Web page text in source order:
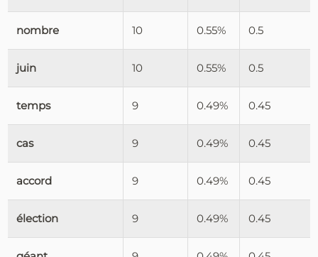
nombre 10 0.55% 0.5
juin 10 0.55% 0.5
temps 9 0.49% 0.45
cas 9 0.49% 0.45
accord 9 0.49% 0.45
élection 9 0.49% 0.45